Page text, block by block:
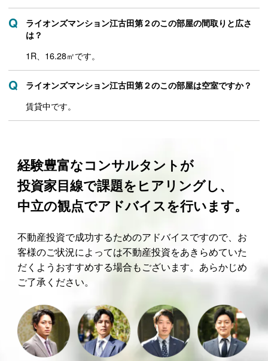
ライオンズマンション江古田第２のこの部屋の間取りと広さ
は？
1R、16.28㎡です。
ライオンズマンション江古田第２のこの部屋は空室ですか？
賃貸中です。
経験豊富なコンサルタントが
投資家目線で課題をヒアリングし、
中立の観点でアドバイスを行います。
不動産投資で成功するためのアドバイスですので、お
客様のご状況によっては不動産投資をあきらめていた
だくようおすすめする場合もございます。あらかじめ
ご了承ください。